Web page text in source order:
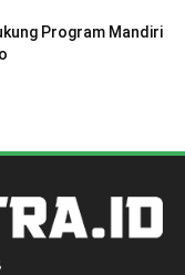
Program Mandiri